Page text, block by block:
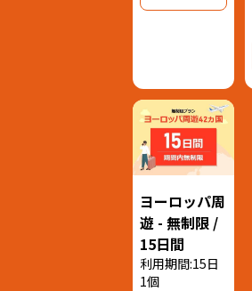
ヨーロッパ周
遊 - 無制限 /
15日間
利用期間:15日
1個